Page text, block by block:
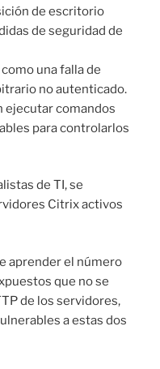
de escritorio
de seguridad de
una falla de
no autenticado.
ejecutar comandos
para controlarlos
de TI, se
Citrix activos
aprender el número
que no se
de los servidores,
a estas dos